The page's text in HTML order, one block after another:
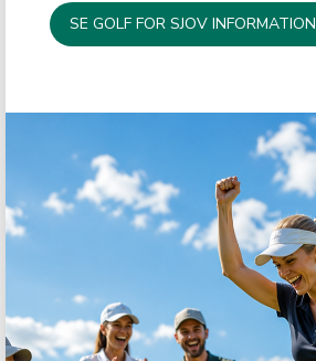
SE GOLF FOR SJOV INFORMATION